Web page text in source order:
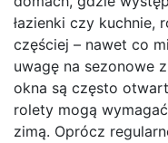
łazienki czy kuchnie,
częściej – nawet co
uwagę na sezonowe
okna są często
rolety mogą
zimą. Oprócz